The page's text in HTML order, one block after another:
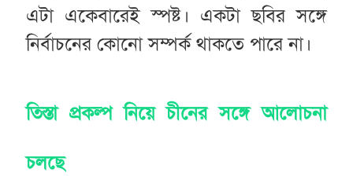
এটা একেবারেই স্পষ্ট। একটা ছবির সঙ্গে
নির্বাচনের কোনো সম্পর্ক থাকতে পারে না।
তিস্তা প্রকল্প নিয়ে চীনের সঙ্গে আলোচনা
চলছে